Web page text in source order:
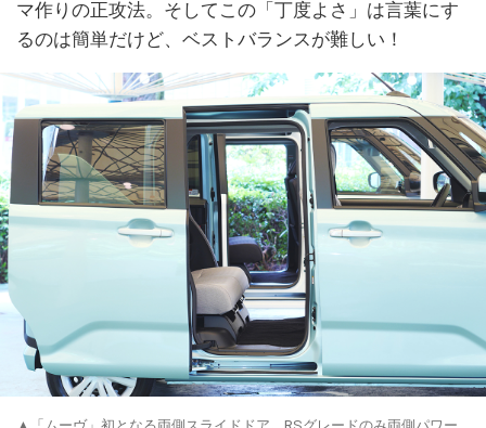
マ作りの正攻法。そしてこの「丁度よさ」は言葉にす
るのは簡単だけど、ベストバランスが難しい！